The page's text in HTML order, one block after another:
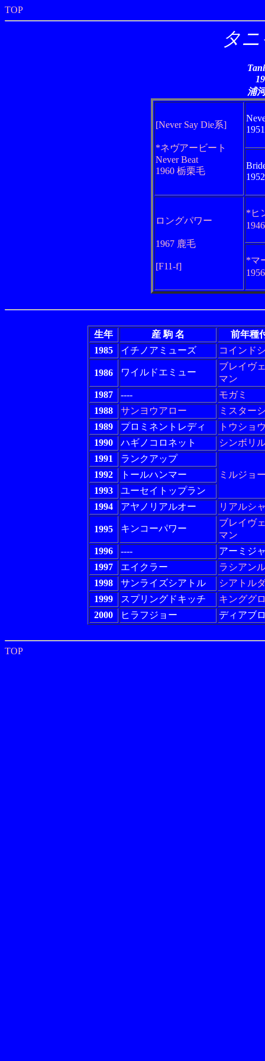
TOP
タ
浦
[Never Say Die系]
*ネヴアービート
Never Beat
1960 栃栗毛
ロングパワー
1967 鹿毛
[F11-f]
*ヒ
*マ
生年 産 駒 名
前年種
1985
イチノアミューズ コインド
1986 ワイルドエミュー
ブレイヴ
マン
1987
----
モガミ
1988
サンヨウアロー
ミスター
1989
プロミネントレディ
トウショ
1990
ハギノコロネット
シンボリ
1991
ランクアップ
ミルジョ
1992
トールハンマー
1993
ユーセイトップラン
1994
アヤノリアルオー リアルシ
1995 キンコーパワー
ブレイヴ
マン
1996
----
アーミジ
1997
エイクラー
ラシアン
1998
サンライズシアトル
シアトル
1999
スプリングドキッチ
キンググ
2000
ヒラフジョー ディアブ
TOP